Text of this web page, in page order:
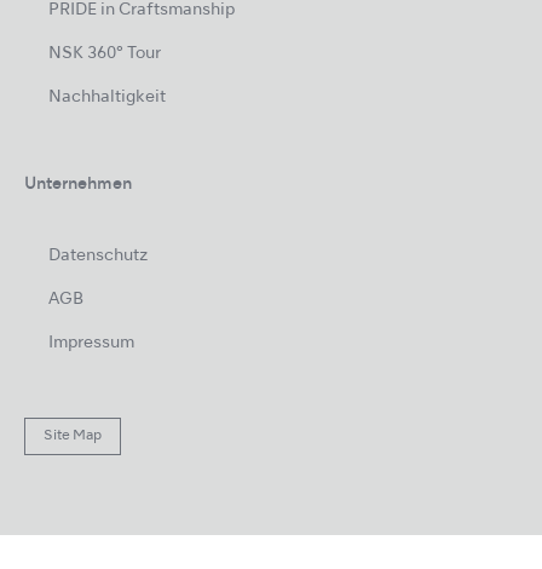
PRIDE in Craftsmanship
NSK 360° Tour
Nachhaltigkeit
Unternehmen
Datenschutz
AGB
Impressum
Site Map